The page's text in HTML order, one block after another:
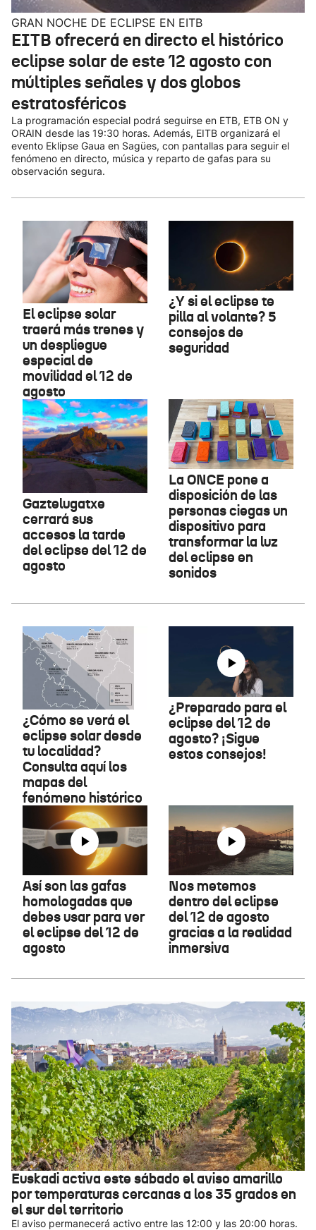
GRAN NOCHE DE ECLIPSE EN EITB
EITB ofrecerá en directo el histórico
eclipse solar de este 12 agosto con
múltiples señales y dos globos
estratosféricos
La programación especial podrá seguirse en ETB, ETB ON y
ORAIN desde las 19:30 horas. Además, EITB organizará el
evento Eklipse Gaua en Sagües, con pantallas para seguir el
fenómeno en directo, música y reparto de gafas para su
observación segura.
El eclipse solar
traerá más trenes y
un despliegue
especial de
movilidad el 12 de
agosto
¿Y si el eclipse te
pilla al volante? 5
consejos de
seguridad
Gaztelugatxe
cerrará sus
accesos la tarde
del eclipse del 12 de
agosto
La ONCE pone a
disposición de las
personas ciegas un
dispositivo para
transformar la luz
del eclipse en
sonidos
¿Cómo se verá el
eclipse solar desde
tu localidad?
Consulta aquí los
mapas del
fenómeno histórico
¿Preparado para el
eclipse del 12 de
agosto? ¡Sigue
estos consejos!
Así son las gafas
homologadas que
debes usar para ver
el eclipse del 12 de
agosto
Nos metemos
dentro del eclipse
del 12 de agosto
gracias a la realidad
inmersiva
Euskadi activa este sábado el aviso amarillo
por temperaturas cercanas a los 35 grados en
el sur del territorio
El aviso permanecerá activo entre las 12:00 y las 20:00 horas.